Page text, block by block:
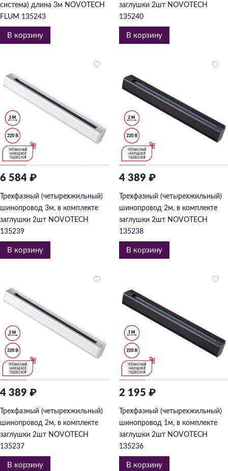
система) длина 3м NOVOTECH
FLUM 135243
В корзину
заглушки 2шт NOVOTECH
135240
В корзину
6 584 ₽
Трехфазный (четырехжильный)
шинопровод 3м, в комплекте
заглушки 2шт NOVOTECH
135239
В корзину
4 389 ₽
Трехфазный (четырехжильный)
шинопровод 2м, в комплекте
заглушки 2шт NOVOTECH
135238
В корзину
4 389 ₽
Трехфазный (четырехжильный)
шинопровод 2м, в комплекте
заглушки 2шт NOVOTECH
135237
В корзину
2 195 ₽
Трехфазный (четырехжильный)
шинопровод 1м, в комплекте
заглушки 2шт NOVOTECH
135236
В корзину